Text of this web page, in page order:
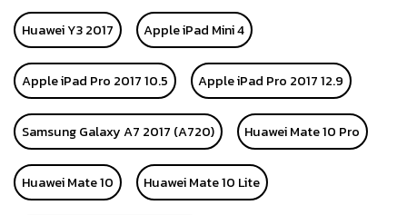
Huawei Y3 2017 Apple iPad Mini 4
Apple iPad Pro 2017 10.5 Apple iPad Pro 2017 12.9
Samsung Galaxy A7 2017 (A720) Huawei Mate 10 Pro
Huawei Mate 10 Huawei Mate 10 Lite